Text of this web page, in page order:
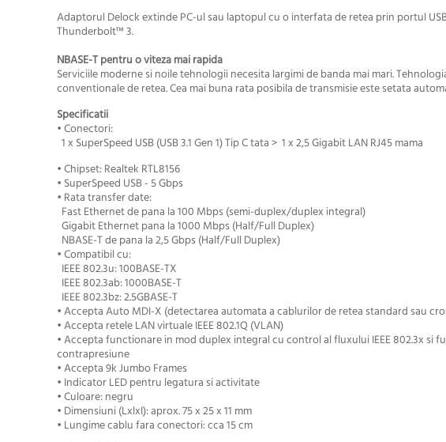
Adaptorul Delock extinde PC-ul sau laptopul cu o interfata de retea prin portul
Thunderbolt™ 3.
NBASE-T pentru o viteza mai rapida
Serviciile moderne si noile tehnologii necesita largimi de banda mai mari.
conventionale de retea. Cea mai buna rata posibila de transmisie este setata
Specificatii
• Conectori:
1 x SuperSpeed USB (USB 3.1 Gen 1) Tip C tata > 1 x 2,5 Gigabit LAN RJ45 mama
• Chipset: Realtek RTL8156
• SuperSpeed USB - 5 Gbps
• Rata transfer date:
Fast Ethernet de pana la 100 Mbps (semi-duplex/duplex integral)
Gigabit Ethernet pana la 1000 Mbps (Half/Full Duplex)
NBASE-T de pana la 2,5 Gbps (Half/Full Duplex)
• Compatibil cu:
IEEE 802.3u: 100BASE-TX
IEEE 802.3ab: 1000BASE-T
IEEE 802.3bz: 2.5GBASE-T
• Accepta Auto MDI-X (detectarea automata a cablurilor de retea standard sau
• Accepta retele LAN virtuale IEEE 802.1Q (VLAN)
• Accepta functionare in mod duplex integral cu control al fluxului IEEE 802.3x
contrapresiune
• Accepta9k Jumbo Frames
• Indicator LED pentru legatura si activitate
• Culoare: negru
• Dimensiuni (LxlxI): aprox. 75 x 25 x 11 mm
• Lungime cablu fara conectori: cca 15 cm